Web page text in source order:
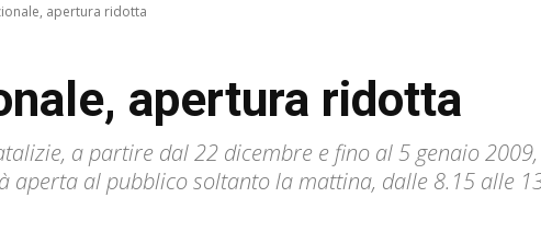
apertura ridotta
apertura ridotta
a partire dal 22 dicembre e fino al 5 genaio
aperta al pubblico soltanto la mattina, dalle 8.15 alle